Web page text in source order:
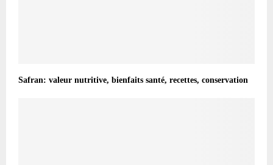
Safran: valeur nutritive, bienfaits santé, recettes, conservation